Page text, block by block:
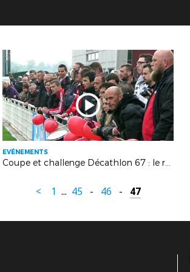
EVÉNEMENTS
Coupe et challenge Décathlon 67 : le résumé vidéo
< 1 ... 45 - 46 - 47